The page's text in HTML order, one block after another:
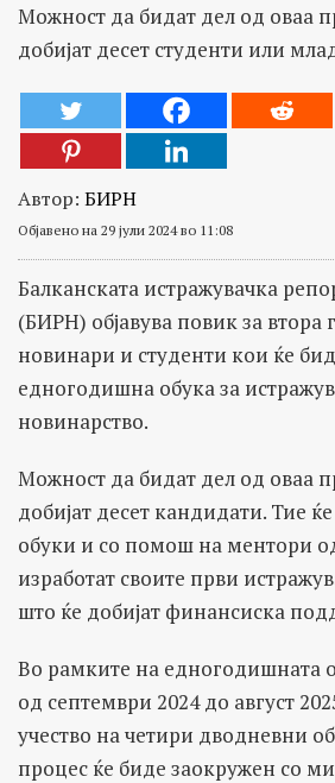
Можност да бидат дел од оваа
добијат десет студенти или
Автор: БИРН
Објавено на 29 јули 2024 во 11:08
Балканската истражувачка
(БИРН) објавува повик за втора
новинари и студенти кои ќе
едногодишна обука за
новинарство.
Можност да бидат дел од оваа
добијат десет кандидати. Тие
обуки и со помош на ментори
изработат своите први
што ќе добијат финансиска
Во рамките на едногодишната
од септември 2024 до август
учество на четири дводневни
процес ќе биде заокружен со